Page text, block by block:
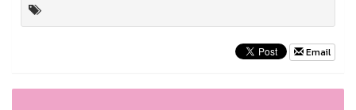
Email